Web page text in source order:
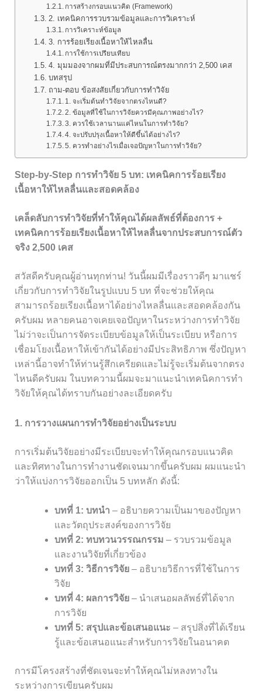
การสร้างกรอบแนวคิด (Framework)
2. เทคนิคการรวบรวมข้อมูลและการวิเคราะห์
การวิเคราะห์ข้อมูล
3. การร้อยเรียงเนื้อหาให้ไหลลื่น
การใช้การเปรียบเทียบ
4. มุมมองจากผมที่มีประสบการณ์ตรงมากกว่า 2,500 เคส
บทสรุป
ถาม-ตอบ ข้อสงสัยเกี่ยวกับการทำวิจัย
1. จะเริ่มต้นทำวิจัยจากตรงไหนดี?
2. ข้อมูลที่ใช้ในการวิจัยควรมีคุณภาพอย่างไร?
3. ควรใช้เวลานานแค่ไหนในการทำวิจัย?
4. จะปรับปรุงเนื้อหาให้ดีขึ้นได้อย่างไร?
5. ควรทำอย่างไรเมื่อเจอปัญหาในการทำวิจัย?
Step-by-Step การทำวิจัย 5 บท: เทคนิคการร้อยเรียง
เนื้อหาให้ไหลลื่นและสอดคล้อง
เคล็ดลับการทำวิจัยที่ทำให้คุณได้ผลลัพธ์ที่ต้องการ +
เทคนิคการร้อยเรียงเนื้อหาให้ไหลลื่นจากประสบการณ์ตัว
จริง 2,500 เคส
สวัสดีครับคุณผู้อ่านทุกท่าน! วันนี้ผมมีเรื่องราวดีๆ มาแชร์
เกี่ยวกับการทำวิจัยในรูปแบบ 5 บท ที่จะช่วยให้คุณ
สามารถร้อยเรียงเนื้อหาได้อย่างไหลลื่นและสอดคล้องกัน
ครับผม หลายคนอาจเคยเจอปัญหาในระหว่างการทำวิจัย
ไม่ว่าจะเป็นการจัดระเบียบข้อมูลให้เป็นระเบียบ หรือการ
เชื่อมโยงเนื้อหาให้เข้ากันได้อย่างมีประสิทธิภาพ ซึ่งปัญหา
เหล่านี้อาจทำให้ท่านรู้สึกเครียดและไม่รู้จะเริ่มต้นจากตรง
ไหนดีครับผม ในบทความนี้ผมจะมาแนะนำเทคนิคการทำ
วิจัยให้คุณได้ทราบกันอย่างละเอียดครับ
1. การวางแผนการทำวิจัยอย่างเป็นระบบ
การเริ่มต้นวิจัยอย่างมีระเบียบจะทำให้คุณกรอบแนวคิด
และทิศทางในการทำงานชัดเจนมากขึ้นครับผม ผมแนะนำ
ว่าให้แบ่งการวิจัยออกเป็น 5 บทหลัก ดังนี้:
บทที่ 1: บทนำ – อธิบายความเป็นมาของปัญหา
และวัตถุประสงค์ของการวิจัย
บทที่ 2: ทบทวนวรรณกรรม – รวบรวมข้อมูล
และงานวิจัยที่เกี่ยวข้อง
บทที่ 3: วิธีการวิจัย– อธิบายวิธีการที่ใช้ในการ
วิจัย
บทที่ 4: ผลการวิจัย– นำเสนอผลลัพธ์ที่ได้จาก
การวิจัย
บทที่ 5: สรุปและข้อเสนอแนะ – สรุปสิ่งที่ได้เรียน
รู้และข้อเสนอแนะสำหรับการวิจัยในอนาคต
การมีโครงสร้างที่ชัดเจนจะทำให้คุณไม่หลงทางใน
ระหว่างการเขียนครับผม